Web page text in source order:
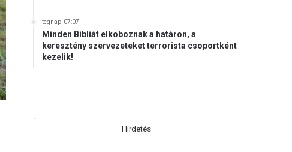
tegnap, 07:07
Minden Bibliát elkoboznak a határon, a
keresztény szervezeteket terrorista csoportként
kezelik!
.
Hirdetés